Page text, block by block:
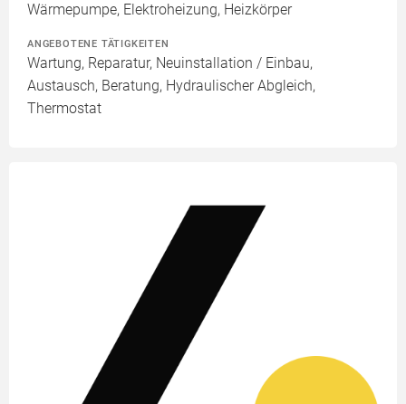
Wärmepumpe, Elektroheizung, Heizkörper
ANGEBOTENE TÄTIGKEITEN
Wartung, Reparatur, Neuinstallation / Einbau,
Austausch, Beratung, Hydraulischer Abgleich,
Thermostat